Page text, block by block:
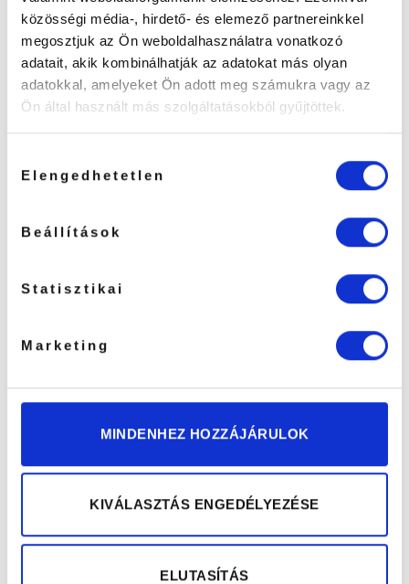
közösségi média-, hirdető- és elemező partnereinkkel
megosztjuk az Ön weboldalhasználatra vonatkozó
adatait, akik kombinálhatják az adatokat más olyan
adatokkal, amelyeket Ön adott meg számukra vagy az
Ön által használt más szolgáltatásokból gyűjtöttek.
kiválasztása
Elengedhetetlen
Beállítások
Statisztikai
Marketing
MINDENHEZ HOZZÁJÁRULOK
KIVÁLASZTÁS ENGEDÉLYEZÉSE
ELUTASÍTÁS
FIGYELEM A HARMADIK TERMÉK
ÉRÉTKELÉSE UTÁN EGY
KEDVEZMÉNY KUPONT
KÜLDÜNK RÉSZEDRE!
Kapcsolódó termékek
Hajlított
1D-6D Univerzális
Multicolor MCS 19